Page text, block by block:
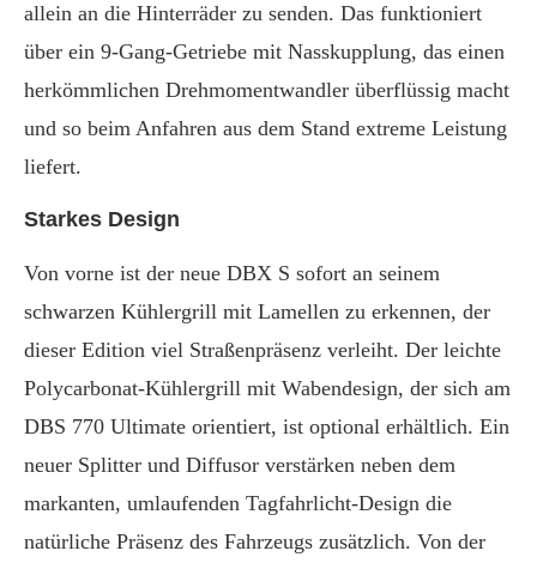
allein an die Hinterräder zu senden. Das funktioniert
über ein 9-Gang-Getriebe mit Nasskupplung, das einen
herkömmlichen Drehmomentwandler überflüssig macht
und so beim Anfahren aus dem Stand extreme Leistung
liefert.
Starkes Design
Von vorne ist der neue DBX S sofort an seinem
schwarzen Kühlergrill mit Lamellen zu erkennen, der
dieser Edition viel Straßenpräsenz verleiht. Der leichte
Polycarbonat-Kühlergrill mit Wabendesign, der sich am
DBS 770 Ultimate orientiert, ist optional erhältlich. Ein
neuer Splitter und Diffusor verstärken neben dem
markanten, umlaufenden Tagfahrlicht-Design die
natürliche Präsenz des Fahrzeugs zusätzlich. Von der